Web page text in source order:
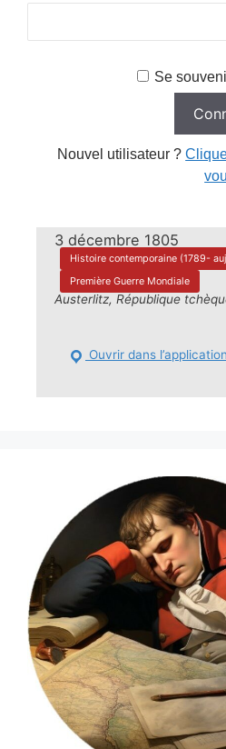
Se
Nouvel utilisateur ?
3 décembre 1805
Histoire contemporaine (1789-
Première Guerre Mondiale
Austerlitz, République
Ouvrir dans l’application